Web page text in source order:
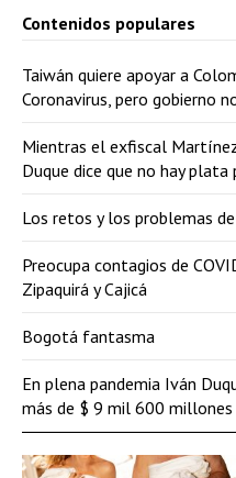
Contenidos populares
Taiwán quiere apoyar a
Coronavirus, pero gobierno
Mientras el exfiscal
Duque dice que no hay
Los retos y los problemas
Preocupa contagios de
Zipaquirá y Cajicá
Bogotá fantasma
En plena pandemia Iván
más de $ 9 mil 600 millones